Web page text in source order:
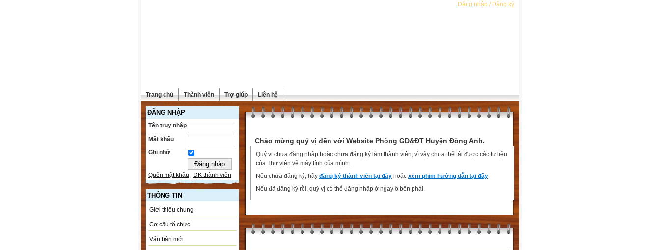
Đăng nhập / Đăng ký
Trang chủ Thành viên Trợ giúp Liên hệ
ĐĂNG NHẬP
Tên truy nhập
Mật khẩu
Ghi nhớ
Quên mật khẩu ĐK thành viên
THÔNG TIN
Giới thiệu chung
Cơ cấu tổ chức
Văn bản mới
Chào mừng quý vị đến với Website Phòng GD&ĐT Huyện Đông Anh.
Quý vị chưa đăng nhập hoặc chưa đăng ký làm thành viên, vì vậy chưa thể tải được các tư liệu
của Thư viện về máy tính của mình.
Nếu chưa đăng ký, hãy đăng ký thành viên tại đây hoặc xem phim hướng dẫn tại đây
Nếu đã đăng ký rồi, quý vị có thể đăng nhập ở ngay ô bên phải.